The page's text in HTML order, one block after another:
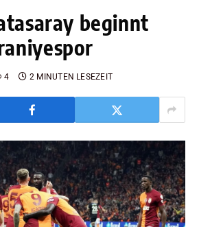
beginnt
4 2 MINUTEN LESEZEIT